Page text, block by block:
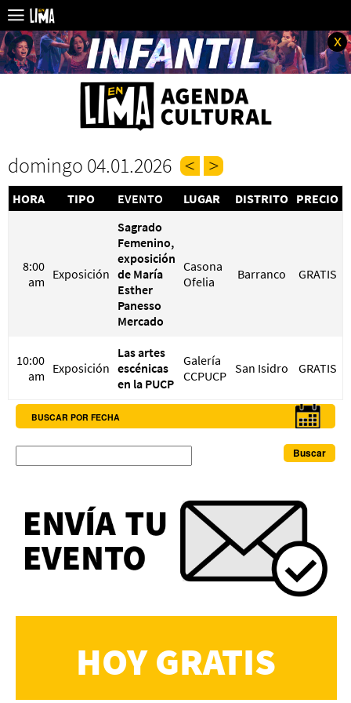
x
domingo 04.01.2026
HORA TIPO EVENTO LUGAR DISTRITO PRECIO
8:00
am Exposición
Sagrado
Femenino,
exposición
de María
Esther
Panesso
Mercado
Casona
Ofelia
Barranco GRATIS
10:00
am Exposición
Las artes
escénicas
en la PUCP
Galería
CCPUCP San Isidro GRATIS
BUSCAR POR FECHA
HOY GRATIS